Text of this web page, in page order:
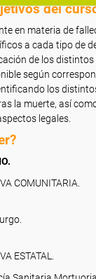
del
en materia de
a cada tipo de
de los
según
los
la muerte, así
legales.
COMUNITARIA.
ESTATAL.